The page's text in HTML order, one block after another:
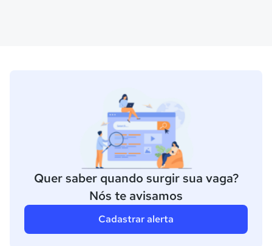
Quer saber quando surgir sua vaga?
Nós te avisamos
Cadastrar alerta